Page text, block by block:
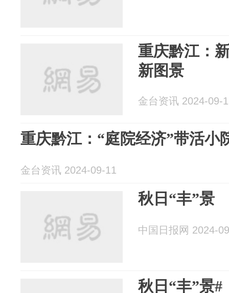
重庆黔江：
新图景
金台资讯 2024-09-
重庆黔江：“庭院经济”带活小
金台资讯 2024-09-11
秋日“丰”景
中国日报网 2024-
秋日“丰”景#